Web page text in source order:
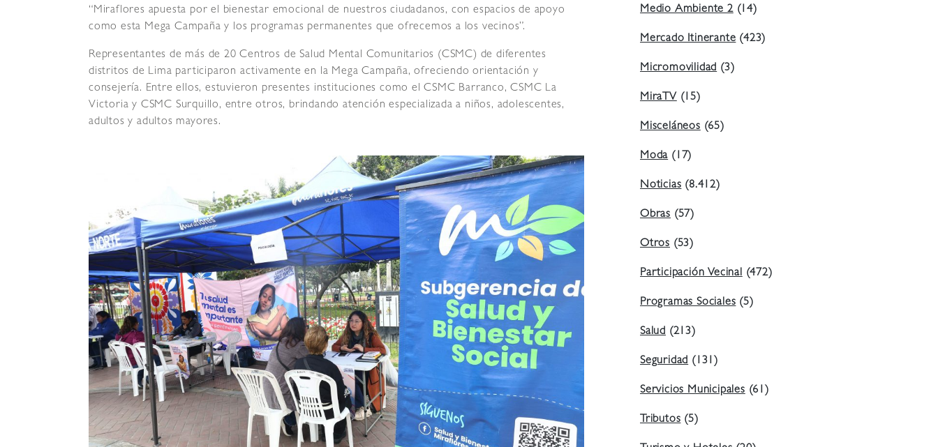
“Miraflores apuesta por el bienestar emocional de nuestros ciudadanos, con espacios de apoyo
como esta Mega Campaña y los programas permanentes que ofrecemos a los vecinos”.
Representantes de más de 20 Centros de Salud Mental Comunitarios (CSMC) de diferentes
distritos de Lima participaron activamente en la Mega Campaña, ofreciendo orientación y
consejería. Entre ellos, estuvieron presentes instituciones como el CSMC Barranco, CSMC La
Victoria y CSMC Surquillo, entre otros, brindando atención especializada a niños, adolescentes,
adultos y adultos mayores.
Medio Ambiente 2(14)
Mercado Itinerante(423)
Micromovilidad(3)
MiraTV(15)
Misceláneos(65)
Moda(17)
Noticias(8.412)
Obras (57)
Otros (53)
Participación Vecinal(472)
Programas Sociales(5)
Salud (213)
Seguridad(131)
Servicios Municipales(61)
Tributos(5)